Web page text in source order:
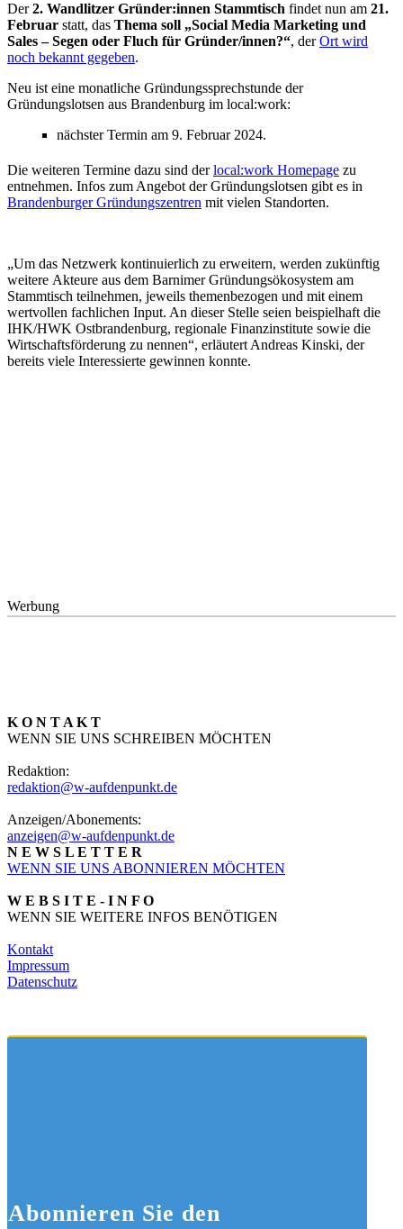
Der2. Wandlitzer Gründer:innen Stammtisch findet nun am 21.
Februar statt, das Thema soll „Social Media Marketing und
Sales – Segen oder Fluch für Gründer/innen?“, derOrt wird
noch bekannt gegeben.
Neu ist eine monatliche Gründungssprechstunde der
Gründungslotsen aus Brandenburg im local:work:
nächster Termin am 9. Februar 2024.
Die weiteren Termine dazu sind derlocal:work Homepage zu
entnehmen. Infos zum Angebot der Gründungslotsen gibt es in
Brandenburger Gründungszentren mit vielen Standorten.
„Um das Netzwerk kontinuierlich zu erweitern, werden zukünftig
weitere Akteure aus dem Barnimer Gründungsökosystem am
Stammtisch teilnehmen, jeweils themenbezogen und mit einem
wertvollen fachlichen Input. An dieser Stelle seien beispielhaft die
IHK/HWK Ostbrandenburg, regionale Finanzinstitute sowie die
Wirtschaftsförderung zu nennen“, erläutert Andreas Kinski, der
bereits viele Interessierte gewinnen konnte.
Werbung
K O N T A K T
WENN SIE UNS SCHREIBEN MÖCHTEN
Redaktion:
redaktion@w-aufdenpunkt.de
Anzeigen/Abonements:
anzeigen@w-aufdenpunkt.de
N E W S L E T T E R
WENN SIE UNS ABONNIEREN MÖCHTEN
W E B S I T E - I N F O
WENN SIE WEITERE INFOS BENÖTIGEN
Kontakt
Impressum
Datenschutz
Abonnieren Sie den